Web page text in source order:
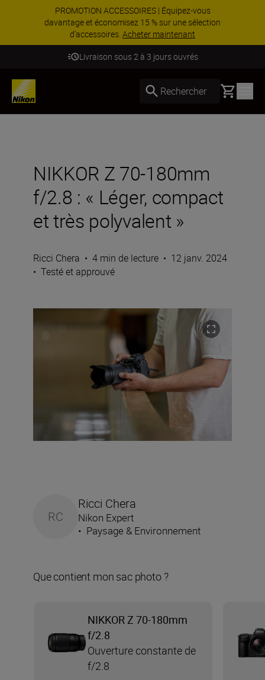
PROMOTION ACCESSOIRES | Équipez-vous
davantage et économisez 15 % sur une sélection
d’accessoires. Acheter maintenant
Livraison sous 2 à 3 jours ouvrés
Rechercher Basket
NIKKOR Z 70-180mm
f/2.8 : « Léger, compact
et très polyvalent »
Ricci Chera • 4 min de lecture • 12 janv. 2024
• Testé et approuvé
RC
Ricci Chera
Nikon Expert
• Paysage & Environnement
Que contient mon sac photo ?
NIKKOR Z 70-180mm
f/2.8
Ouverture constante de
f/2.8